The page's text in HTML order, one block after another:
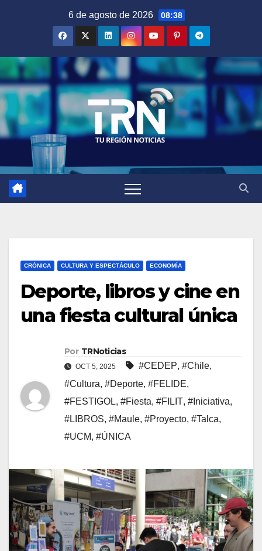
6 de agosto de 2026 08:38
CRÓNICA CULTURA Y ESPECTÁCULO ECONOMÍA
Deporte, libros y cine en
una fiesta cultural única
Por TRNoticias
OCT 5, 2025 #CEDEP, #Chile,
#Cultura, #Deporte, #FELIDE,
#FESTIGOL, #Fiesta, #FILIT, #Iniciativa,
#LIBROS, #Maule, #Proyecto, #Talca,
#UCM, #ÚNICA